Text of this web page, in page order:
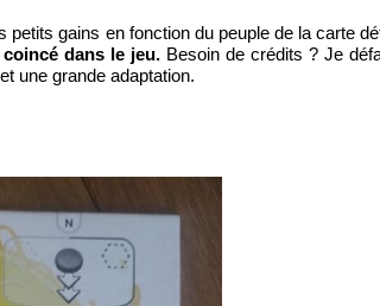
gains en fonction du peuple de la carte
dans le jeu. Besoin de crédits ? Je
une grande adaptation.